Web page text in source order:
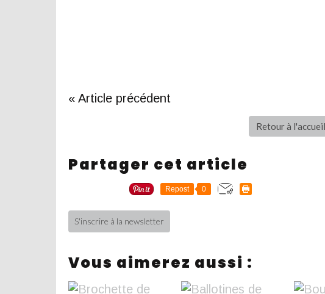
« Article précédent
Retour à l'accueil
Partager cet article
Repost 0
S'inscrire à la newsletter
Vous aimerez aussi :